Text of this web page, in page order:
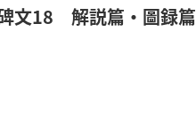
文18 解説篇・圖録篇